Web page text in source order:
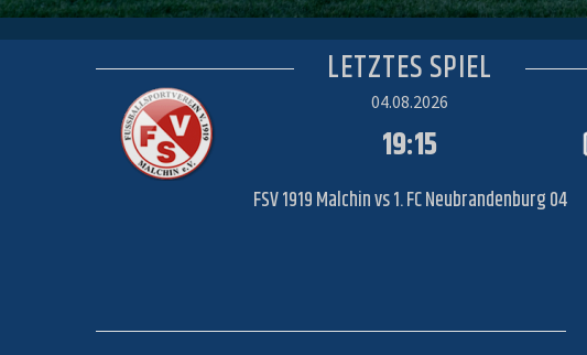
LETZTES SPIEL
04.08.2026
19:15
FSV 1919 Malchin vs 1. FC Neubrandenburg 04